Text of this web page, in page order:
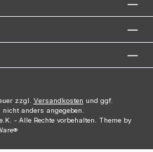
zzgl. Versandkosten und ggf.
anders angegeben.
- Alle Rechte vorbehalten. Theme by